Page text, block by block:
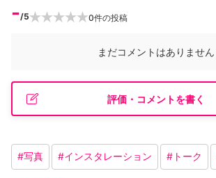
-/5 0件の投稿
まだコメントはありません
評価・コメントを書く
#写真 #インスタレーション # トーク